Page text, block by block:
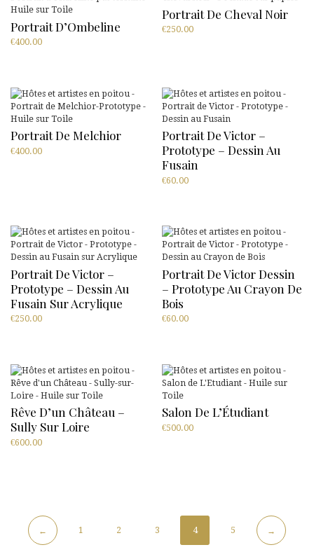
Portrait D’Ombeline
€400.00
Portrait De Cheval Noir
€250.00
Portrait De Melchior
€400.00
Portrait De Victor –
Prototype – Dessin Au
Fusain
€60.00
Portrait De Victor –
Prototype – Dessin Au
Fusain Sur Acrylique
€250.00
Portrait De Victor Dessin
– Prototype Au Crayon De
Bois
€60.00
Rêve D’un Château –
Sully Sur Loire
€600.00
Salon De L’Étudiant
€500.00
← 1 2 3 4 5 →